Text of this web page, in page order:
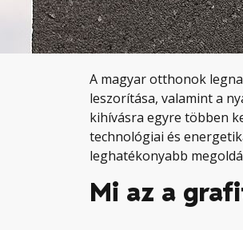
A magyar otthonok
leszorítása, valamint a
kihívásra egyre többen
technológiai és
leghatékonyabb
Mi az a